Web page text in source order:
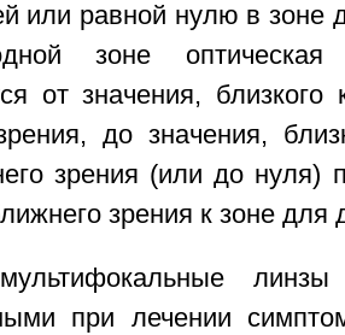
или равной нулю в зоне
зоне оптическая
от значения,
до значения,
зрения (или до нуля)
зрения к зоне для
при лечении